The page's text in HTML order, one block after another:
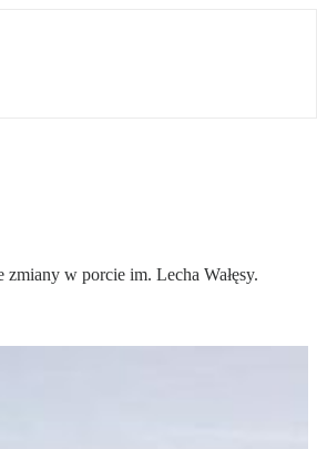
w porcie im. Lecha Wałęsy.